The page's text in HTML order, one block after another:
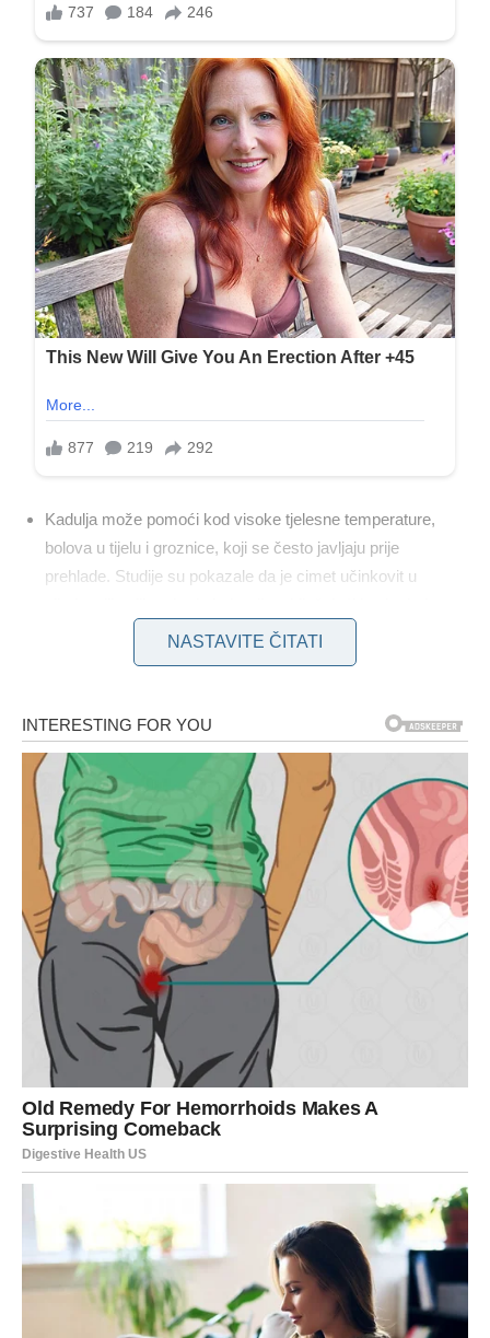
Kadulja može pomoći kod visoke tjelesne temperature,
bolova u tijelu i groznice, koji se često javljaju prije
prehlade. Studije su pokazale da je cimet učinkovit u
otporne na antibiotike. Jedna čajna žličica cimeta može
eliminirati do 99,5% bakterija u samo tri dana. Bendovi s
litara kvalitetne domaće rakije.
Ostavite tri tjedna, zatim procijedite i pomiješajte s 1,5
kilograma bagremovog meda. Tekućinu ulijte u staklene
boce i ostavite sa strane još 3 tjedna. Povremeno
protresite i konzumirajte malu žličicu dnevno. Treba
naglasiti da je ovaj recept vrlo zdrav i koristan za cijelu
obitelj. Ekstrakt za prevenciju bolesti: 20 grama sitno
nasjeckanih listova kadulje pomiješajte s decilitrom 70%
etilnog alkohola.
Stavite na toplo mjesto mjesec dana. Dodajte oko 15 kapi u
malu količinu vode i konzumirajte tri puta dnevno. Ovaj
NASTAVITE ČITATI